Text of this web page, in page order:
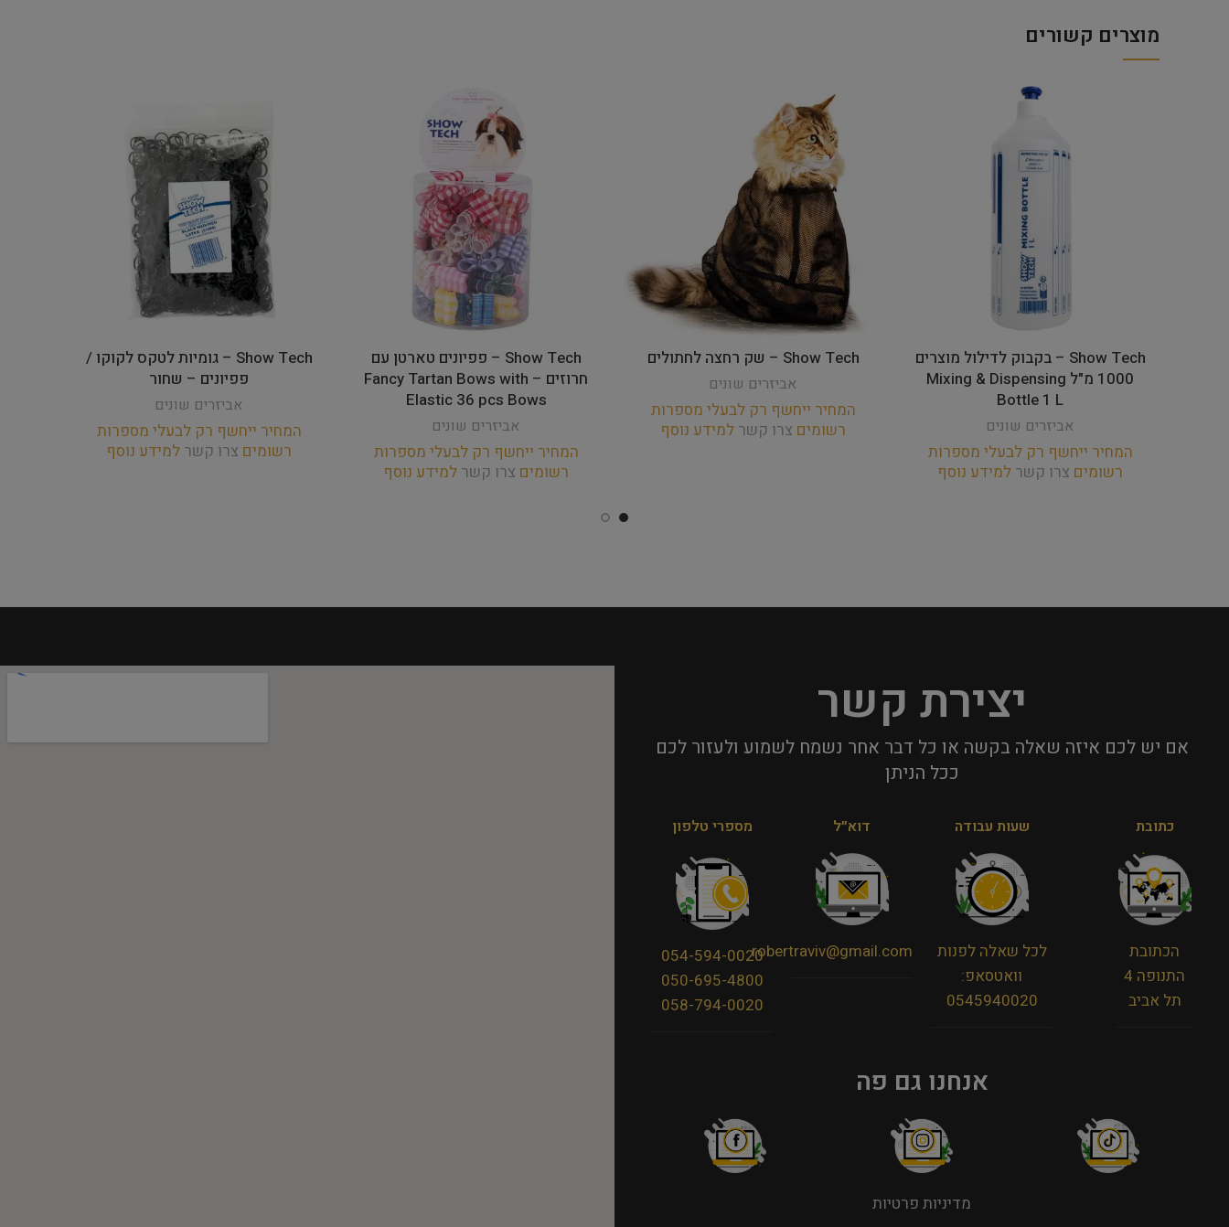
מוצרים קשורים
Show Tech – בקבוק לדילול מוצרים
1000 מ"ל Mixing & Dispensing
Bottle 1 L
אביזרים שונים
המחיר ייחשף רק לבעלי מספרות
רשומים צרו קשר למידע נוסף
Show Tech – שק רחצה לחתולים
אביזרים שונים
המחיר ייחשף רק לבעלי מספרות
רשומים צרו קשר למידע נוסף
Show Tech – פפיונים טארטן עם
חרוזים – Fancy Tartan Bows with
Elastic 36 pcs Bows
אביזרים שונים
המחיר ייחשף רק לבעלי מספרות
רשומים צרו קשר למידע נוסף
Show Tech – גומיות לטקס לקוקו /
פפיונים – שחור
אביזרים שונים
המחיר ייחשף רק לבעלי מספרות
רשומים צרו קשר למידע נוסף
יצירת קשר
אם יש לכם איזה שאלה בקשה או כל דבר אחר נשמח לשמוע ולעזור לכם
ככל הניתן​
כתובת
הכתובת
התנופה 4
תל אביב
שעות עבודה
לכל שאלה לפנות
וואטסאפ:
0545940020
דוא״ל
robertraviv@gmail.com
מספרי טלפון
054-594-0020
050-695-4800
058-794-0020
אנחנו גם פה
מדיניות פרטיות